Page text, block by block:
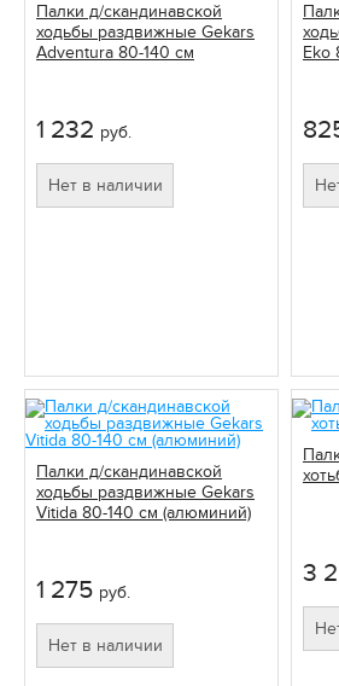
Палки д/скандинавской
ходьбы раздвижные Gekars
Adventura 80-140 см
1 232 руб.
Нет в наличии
Eko
Палки д/скандинавской
ходьбы раздвижные Gekars
Vitida 80-140 см (алюминий)
1 275 руб.
Нет в наличии
3